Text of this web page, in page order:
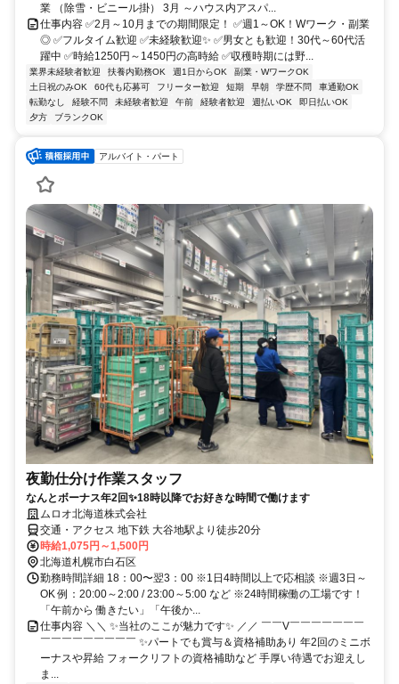
業 （除雪・ビニール掛） 3月 ～ハウス内アスパ...
仕事内容 ✅2月～10月までの期間限定！ ✅週1～OK！Wワーク・副業
◎ ✅フルタイム歓迎 ✅未経験歓迎✨ ✅男女とも歓迎！30代～60代活
躍中 ✅時給1250円～1450円の高時給 ✅収穫時期には野...
業界未経験者歓迎 扶養内勤務OK 週1日からOK
副業・WワークOK
土日祝のみOK
60代も応募可 フリーター歓迎 短期 早朝 学歴不問
車通勤OK
転勤なし
経験不問 未経験者歓迎 午前 経験者歓迎 週払いOK
即日払いOK
夕方
ブランクOK
アルバイト・パート
夜勤仕分け作業スタッフ
なんとボーナス年2回✨18時以降でお好きな時間で働けます
ムロオ北海道株式会社
交通・アクセス 地下鉄 大谷地駅より徒歩20分
時給1,075円～1,500円
北海道札幌市白石区
勤務時間詳細 18：00〜翌3：00 ※1日4時間以上で応相談 ※週3日～
OK 例：20:00～2:00 / 23:00～5:00 など ※24時間稼働の工場です！
「午前から 働きたい」「午後か...
仕事内容 ＼＼ ✨当社のここが魅力です✨ ／／ ￣￣V￣￣￣￣￣￣￣
￣￣￣￣￣￣￣￣￣ ✨パートでも賞与＆資格補助あり 年2回のミニボ
ーナスや昇給 フォークリフトの資格補助など 手厚い待遇でお迎えし
ま...